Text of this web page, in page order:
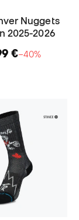
Nuggets
2025-2026
€−40%